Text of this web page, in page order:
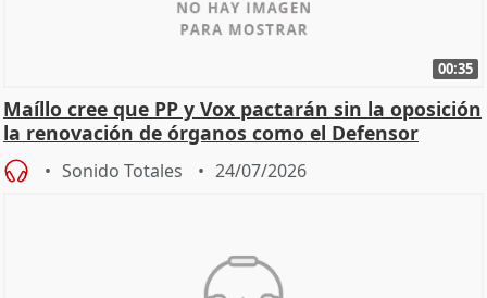
00:35
Maíllo cree que PP y Vox pactarán sin la oposición
la renovación de órganos como el Defensor
Sonido Totales 24/07/2026